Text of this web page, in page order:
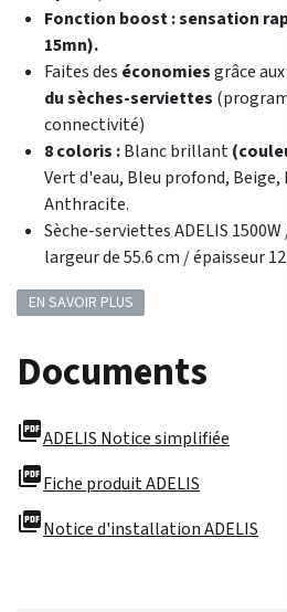
Fonction boost : sensation
15mn).
Faites des économiesgrâce aux
du sèches-serviettes
connectivité)
8 coloris :Blanc brillant
Vert d'eau, Bleu profond,
Anthracite.
Sèche-serviettes ADELIS
largeur de 55.6 cm / épaisseur
EN SAVOIR PLUS
Documents
picture_as_pdfADELIS Notice simplifiée
picture_as_pdfFiche produit ADELIS
picture_as_pdfNotice d'installation ADELIS